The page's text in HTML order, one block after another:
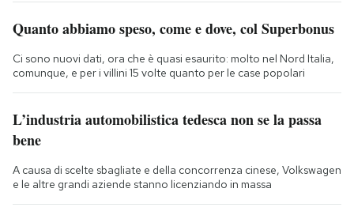
Quanto abbiamo speso, come e dove, col Superbonus
Ci sono nuovi dati, ora che è quasi esaurito: molto nel Nord Italia,
comunque, e per i villini 15 volte quanto per le case popolari
L’industria automobilistica tedesca non se la passa
bene
A causa di scelte sbagliate e della concorrenza cinese, Volkswagen
e le altre grandi aziende stanno licenziando in massa